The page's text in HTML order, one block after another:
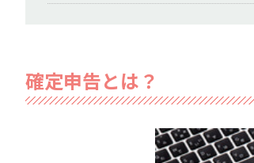
確定申告とは？